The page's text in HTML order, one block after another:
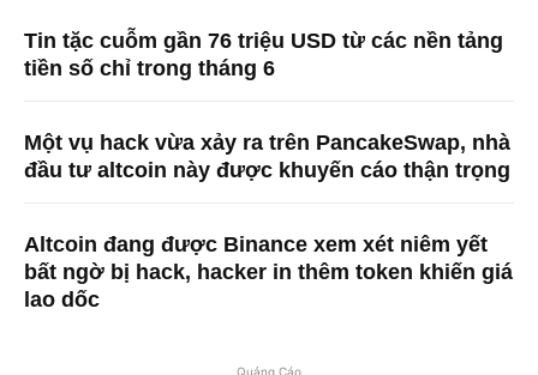
Tin tặc cuỗm gần 76 triệu USD từ các nền tảng
tiền số chỉ trong tháng 6
Một vụ hack vừa xảy ra trên PancakeSwap, nhà
đầu tư altcoin này được khuyến cáo thận trọng
Altcoin đang được Binance xem xét niêm yết
bất ngờ bị hack, hacker in thêm token khiến giá
lao dốc
Quảng Cáo